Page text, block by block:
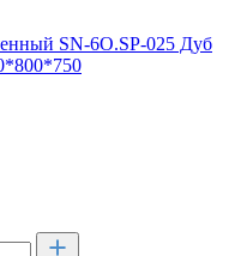
SN-6O.SP-025 Дуб